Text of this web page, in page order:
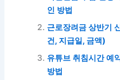
인 방법
근로장려금 상반기
건, 지급일, 금액)
유튜브 취침시간 예
방법